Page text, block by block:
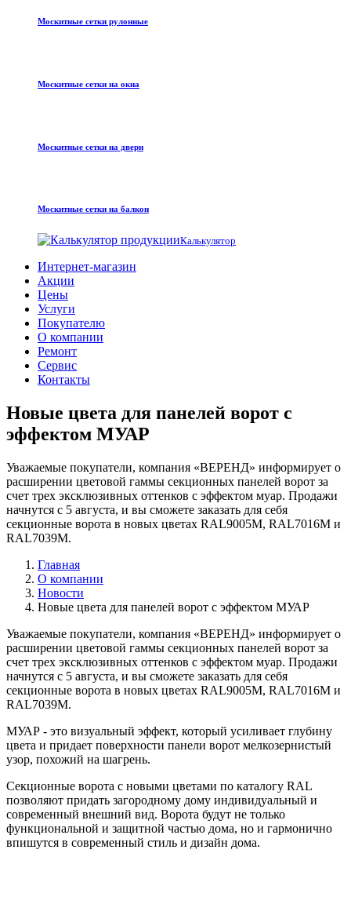
Москитные сетки рулонные
Москитные сетки на окна
Москитные сетки на двери
Москитные сетки на балкон
Калькулятор
Интернет-магазин
Акции
Цены
Услуги
Покупателю
О компании
Ремонт
Сервис
Контакты
Новые цвета для панелей ворот с
эффектом МУАР
Уважаемые покупатели, компания «ВЕРЕНД» информирует о
расширении цветовой гаммы секционных панелей ворот за
счет трех эксклюзивных оттенков с эффектом муар. Продажи
начнутся с 5 августа, и вы сможете заказать для себя
секционные ворота в новых цветах RAL9005M, RAL7016M и
RAL7039M.
Главная
О компании
Новости
Новые цвета для панелей ворот с эффектом МУАР
Уважаемые покупатели, компания «ВЕРЕНД» информирует о
расширении цветовой гаммы секционных панелей ворот за
счет трех эксклюзивных оттенков с эффектом муар. Продажи
начнутся с 5 августа, и вы сможете заказать для себя
секционные ворота в новых цветах RAL9005M, RAL7016M и
RAL7039M.
МУАР - это визуальный эффект, который усиливает глубину
цвета и придает поверхности панели ворот мелкозернистый
узор, похожий на шагрень.
Секционные ворота с новыми цветами по каталогу RAL
позволяют придать загородному дому индивидуальный и
современный внешний вид. Ворота будут не только
функциональной и защитной частью дома, но и гармонично
впишутся в современный стиль и дизайн дома.